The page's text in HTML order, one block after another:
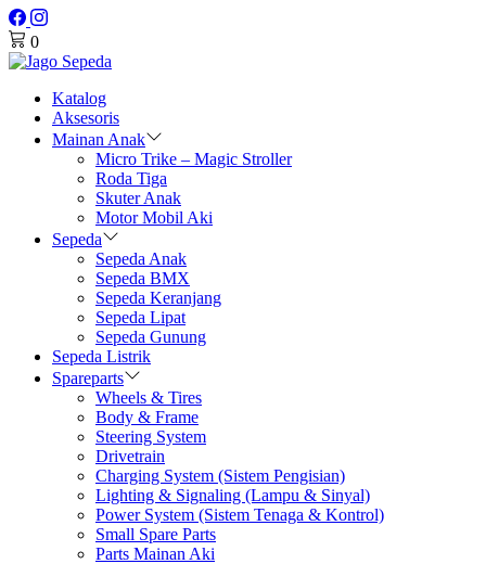
0
Katalog
Aksesoris
Mainan Anak
Micro Trike – Magic Stroller
Roda Tiga
Skuter Anak
Motor Mobil Aki
Sepeda
Sepeda Anak
Sepeda BMX
Sepeda Keranjang
Sepeda Lipat
Sepeda Gunung
Sepeda Listrik
Spareparts
Wheels & Tires
Body & Frame
Steering System
Drivetrain
Charging System (Sistem Pengisian)
Lighting & Signaling (Lampu & Sinyal)
Power System (Sistem Tenaga & Kontrol)
Small Spare Parts
Parts Mainan Aki